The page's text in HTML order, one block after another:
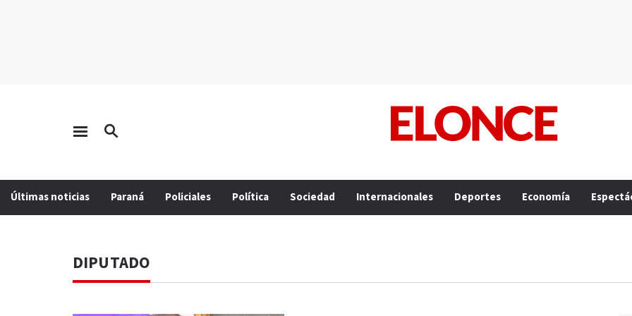
Últimas noticias Paraná Policiales Política Sociedad Internacionales Deportes Economía
DIPUTADO